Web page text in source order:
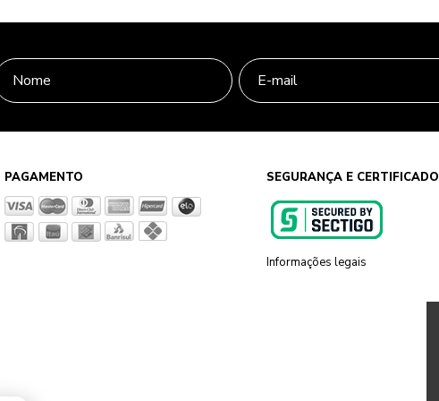
PAGAMENTO SEGURANÇA E CERTIFICADO
Informações legais